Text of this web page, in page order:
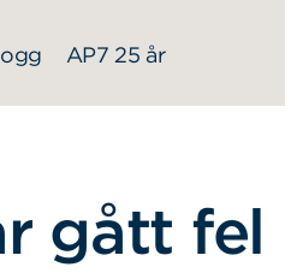
AP7 25 år
gått fel